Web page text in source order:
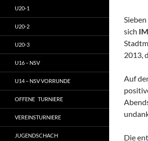
sich
2013,
Auf
Die
U20-1
U20-2
U20-3
U16 – NSV
U14 – NSV VORRUNDE
OFFENE TURNIERE
VEREINSTURNIERE
JUGENDSCHACH